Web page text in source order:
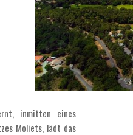
inmitten eines
Moliets, lädt das